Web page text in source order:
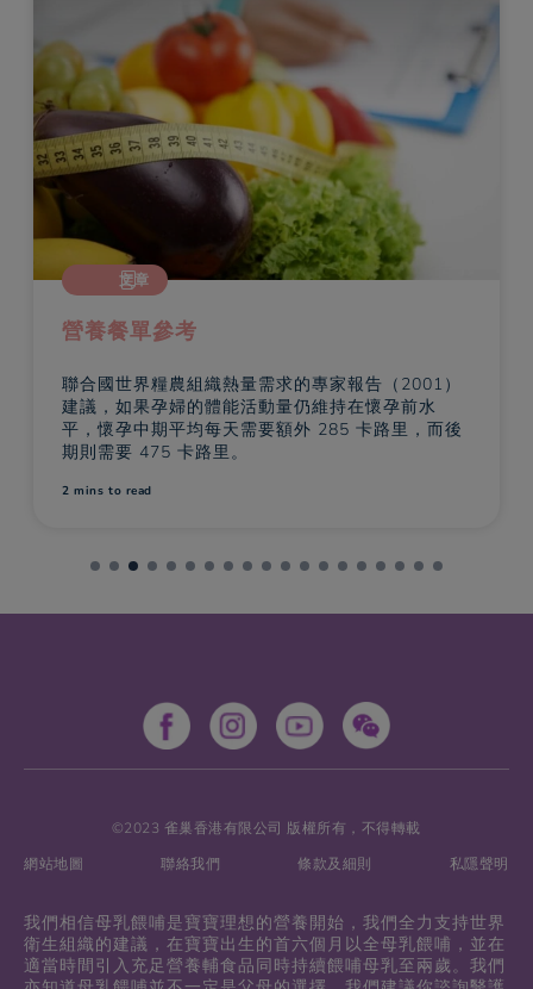
文章
營養餐單參考
聯合國世界糧農組織熱量需求的專家報告（2001）
建議，如果孕婦的體能活動量仍維持在懷孕前水
平，懷孕中期平均每天需要額外 285 卡路里，而後
期則需要 475 卡路里。
2 mins to read
©2023 雀巢香港有限公司 版權所有，不得轉載
網站地圖
聯絡我們 條款及細則 私隱聲明
我們相信母乳餵哺是寶寶理想的營養開始，我們全力支持世界
衛生組織的建議，在寶寶出生的首六個月以全母乳餵哺，並在
適當時間引入充足營養輔食品同時持續餵哺母乳至兩歲。我們